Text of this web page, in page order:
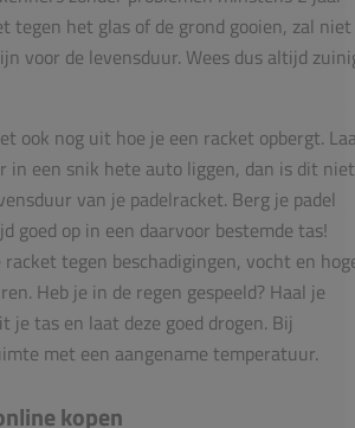
tegen het glas of de grond gooien, zal niet
voor de levensduur. Wees dus altijd
ook nog uit hoe je een racket opbergt.
in een snik hete auto liggen, dan is dit niet
van je padelracket. Berg je padel
goed op in een daarvoor bestemde tas!
racket tegen beschadigingen, vocht en
Heb je in de regen gespeeld? Haal je
je tas en laat deze goed drogen. Bij
met een aangename temperatuur.
kopen